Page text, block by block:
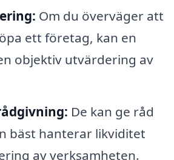
Om du överväger att
ett företag, kan en
objektiv utvärdering av
De kan ge råd
bäst hanterar likviditet
av verksamheten.